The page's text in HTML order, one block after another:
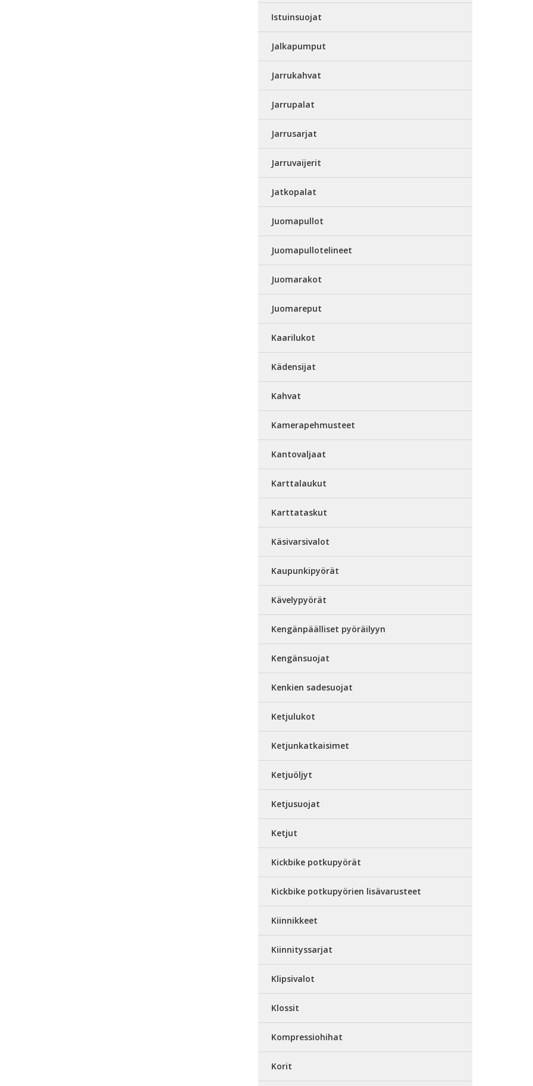
Istuinsuojat
Jalkapumput
Jarrukahvat
Jarrupalat
Jarrusarjat
Jarruvaijerit
Jatkopalat
Juomapullot
Juomapullotelineet
Juomarakot
Juomareput
Kaarilukot
Kädensijat
Kahvat
Kamerapehmusteet
Kantovaljaat
Karttalaukut
Karttataskut
Käsivarsivalot
Kaupunkipyörät
Kävelypyörät
Kengänpäälliset pyöräilyyn
Kengänsuojat
Kenkien sadesuojat
Ketjulukot
Ketjunkatkaisimet
Ketjuöljyt
Ketjusuojat
Ketjut
Kickbike potkupyörät
Kickbike potkupyörien lisävarusteet
Kiinnikkeet
Kiinnityssarjat
Klipsivalot
Klossit
Kompressiohihat
Korit